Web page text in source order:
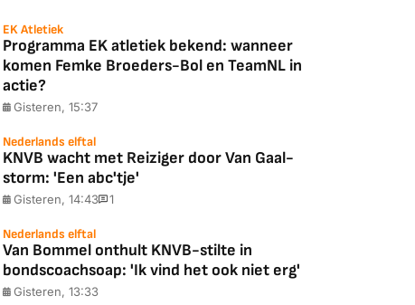
EK Atletiek
Programma EK atletiek bekend: wanneer
komen Femke Broeders-Bol en TeamNL in
actie?
Gisteren, 15:37
Nederlands elftal
KNVB wacht met Reiziger door Van Gaal-
storm: 'Een abc'tje'
Gisteren, 14:43 1
Nederlands elftal
Van Bommel onthult KNVB-stilte in
bondscoachsoap: 'Ik vind het ook niet erg'
Gisteren, 13:33